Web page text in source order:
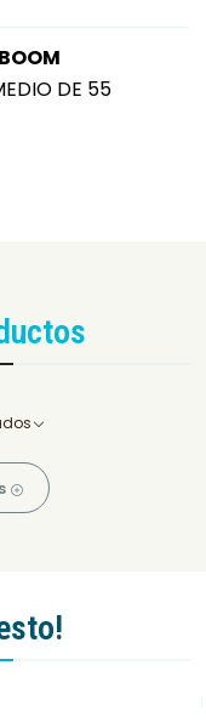
DE 55